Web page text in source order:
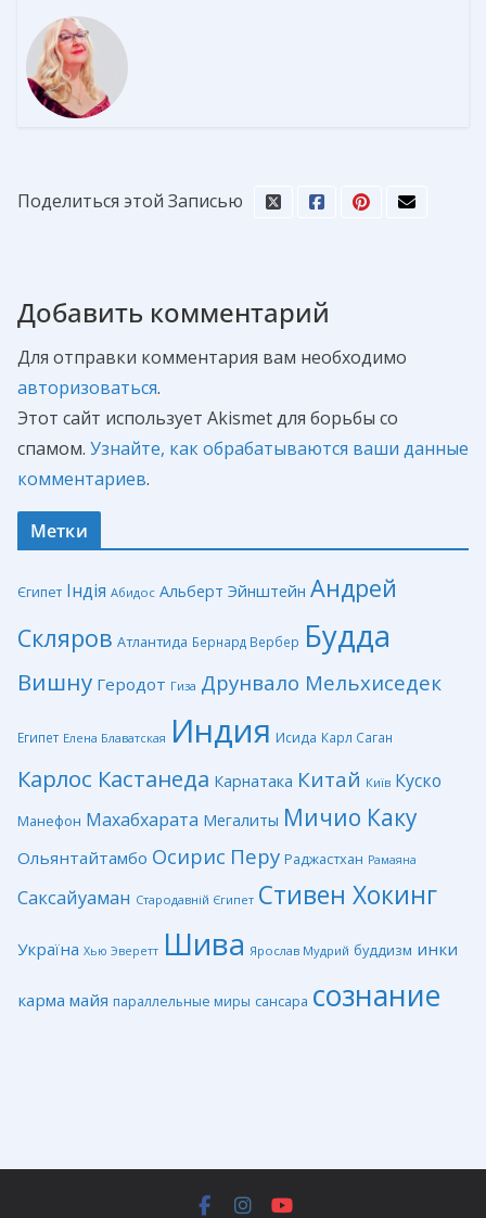
Поделиться этой Записью
Добавить комментарий
Для отправки комментария вам необходимо
авторизоваться.
Этот сайт использует Akismet для борьбы со
спамом. Узнайте, как обрабатываются ваши данные
комментариев.
Метки
Єгипет Індія Абидос Альберт Эйнштейн Андрей
Скляров Атлантида Бернард Вербер Будда
Вишну Геродот Гиза Друнвало Мельхиседек
Египет Елена Блаватская Индия Исида Карл Саган
Карлос Кастанеда Карнатака Китай Київ Куско
Манефон Махабхарата Мегалиты Мичио Каку
Ольянтайтамбо Осирис Перу Раджастхан Рамаяна
Саксайуаман Стародавній Єгипет Стивен Хокинг
Україна Хью Эверетт Шива Ярослав Мудрий буддизм инки
карма майя параллельные миры сансара сознание